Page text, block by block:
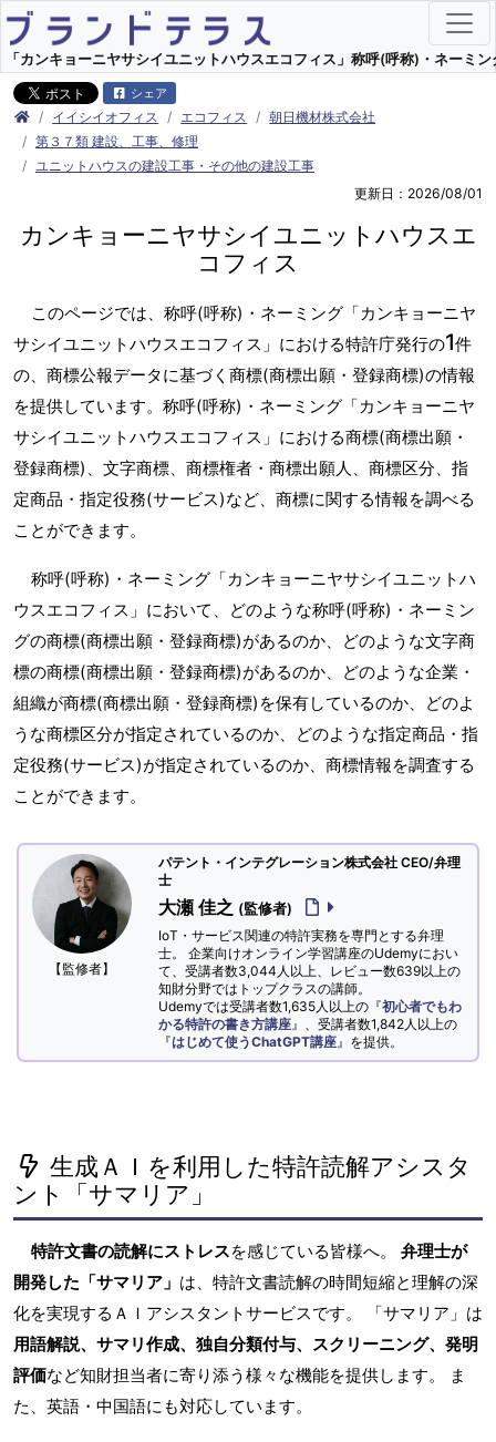
「カンキョーニヤサシイユニットハウスエコフィス」称呼(呼称)・ネーミ
シェア
イイシイオフィス エコフィス
朝日機材株式会社
第３７類 建設、工事、修理
ユニットハウスの建設工事・その他の建設工事
更新日：2026/08/01
カンキョーニヤサシイユニットハウスエ
コフィス
このページでは、称呼(呼称)・ネーミング「カンキョーニヤ
サシイユニットハウスエコフィス」における特許庁発行の1件
の、商標公報データに基づく商標(商標出願・登録商標)の情報
を提供しています。称呼(呼称)・ネーミング「カンキョーニヤ
サシイユニットハウスエコフィス」における商標(商標出願・
登録商標)、文字商標、商標権者・商標出願人、商標区分、指
定商品・指定役務(サービス)など、商標に関する情報を調べる
ことができます。
称呼(呼称)・ネーミング「カンキョーニヤサシイユニットハ
ウスエコフィス」において、どのような称呼(呼称)・ネーミン
グの商標(商標出願・登録商標)があるのか、どのような文字商
標の商標(商標出願・登録商標)があるのか、どのような企業・
組織が商標(商標出願・登録商標)を保有しているのか、どのよ
うな商標区分が指定されているのか、どのような指定商品・指
定役務(サービス)が指定されているのか、商標情報を調査する
ことができます。
【監修者】
パテント・インテグレーション株式会社 CEO/弁理
士
大瀬 佳之 (監修者)
IoT・サービス関連の特許実務を専門とする弁理
士。 企業向けオンライン学習講座のUdemyにおい
て、受講者数3,044人以上、レビュー数639以上の
知財分野ではトップクラスの講師。
Udemyでは受講者数1,635人以上の『初心者でもわ
かる特許の書き方講座 』、受講者数1,842人以上の
『はじめて使うChatGPT講座 』を提供。
生成ＡＩを利用した特許読解アシスタ
ント「サマリア」
特許文書の読解にストレスを感じている皆様へ。 弁理士が
開発した「サマリア」 は、特許文書読解の時間短縮と理解の深
化を実現するＡＩアシスタントサービスです。 「サマリア」は
用語解説、サマリ作成、独自分類付与、スクリーニング、発明
評価など知財担当者に寄り添う様々な機能を提供します。 ま
た、英語・中国語にも対応しています。